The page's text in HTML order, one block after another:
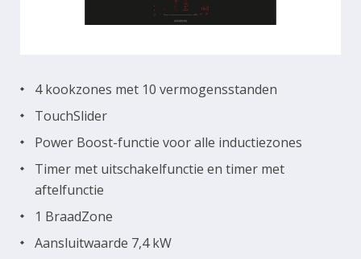
4 kookzones met 10 vermogensstanden
TouchSlider
Power Boost-functie voor alle inductiezones
Timer met uitschakelfunctie en timer met
aftelfunctie
1 BraadZone
Aansluitwaarde 7,4 kW